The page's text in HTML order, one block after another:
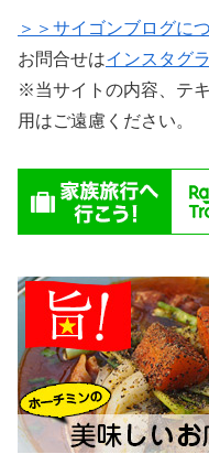
＞＞サイゴンブログに
お問合せはインスタグ
※当サイトの内容、テ
用はご遠慮ください。